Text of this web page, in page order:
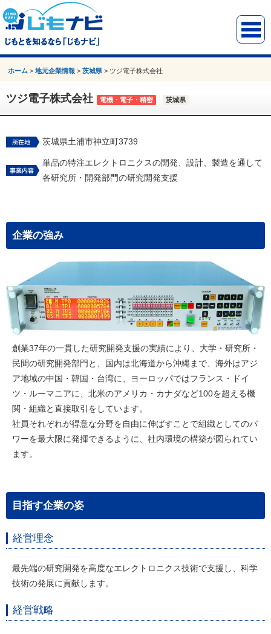
ホーム >地元企業情報 >茨城県 > ツジ電子株式会社
ツジ電子株式会社 電機・電子・精密 茨城県
茨城県土浦市神立町3739
単品の特注エレクトロニクスの開発、設計、製造を通して
各研究所・開発部門の研究開発支援
企業の強み
創業37年の一貫した研究開発支援の実績により、大学・研究所・
民間の研究開発部門と、国内は北海道から沖縄まで、海外はアジ
ア地域の中国・韓国・台湾に、ヨーロッパではフランス・ドイ
ツ・ルーマニアに、北米のアメリカ・カナダなど100を超える機
関・組織と直接取引をしています。
社員それぞれが得意な分野を自由に伸ばすことで組織としてのパ
ワーを最大限に発揮できるように、社内環境の構築が図られてい
ます。
目指す企業の姿
経営理念
最先端の研究開発を高度なエレクトロニクス技術で支援し、科学
技術の発展に貢献します。
経営戦略